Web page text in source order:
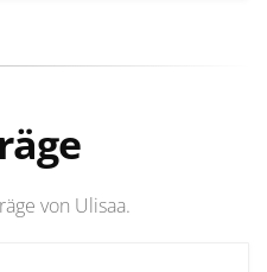
von Ulisaa.